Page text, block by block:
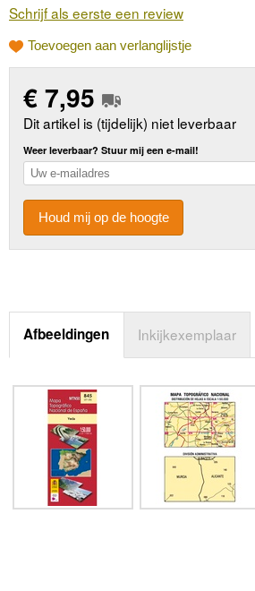
Schrijf als eerste een review
Toevoegen aan verlanglijstje
€7,95
Dit artikel is (tijdelijk) niet leverbaar
Weer leverbaar? Stuur mij een e-mail!
Houd mij op de hoogte
Afbeeldingen Inkijkexemplaar